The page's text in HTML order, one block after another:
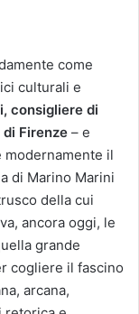
come
culturali e
consigliere di
Firenze – e
modernamente il
di Marino Marini
della cui
ancora oggi, le
grande
cogliere il fascino
arcana,